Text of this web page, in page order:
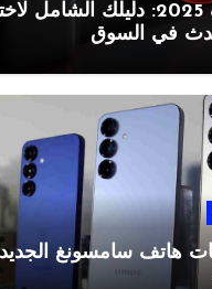
أفضل هواتف 2025: دليلك الشامل
في السوق
هاتف سامسونغ الجديد